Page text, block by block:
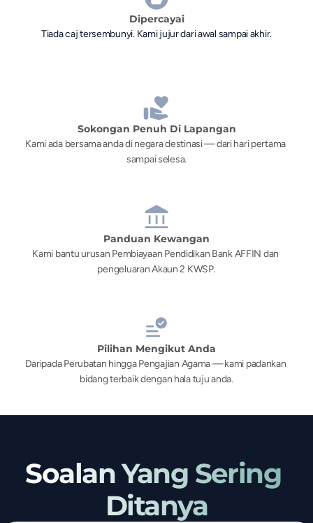
Dipercayai
Tiada caj tersembunyi. Kami jujur dari awal sampai akhir.
Sokongan Penuh Di Lapangan
Kami ada bersama anda di negara destinasi — dari hari pertama
sampai selesa.
Panduan Kewangan
Kami bantu urusan Pembiayaan Pendidikan Bank AFFIN dan
pengeluaran Akaun 2 KWSP.
Pilihan Mengikut Anda
Daripada Perubatan hingga Pengajian Agama — kami padankan
bidang terbaik dengan hala tuju anda.
Soalan Yang Sering
Ditanya